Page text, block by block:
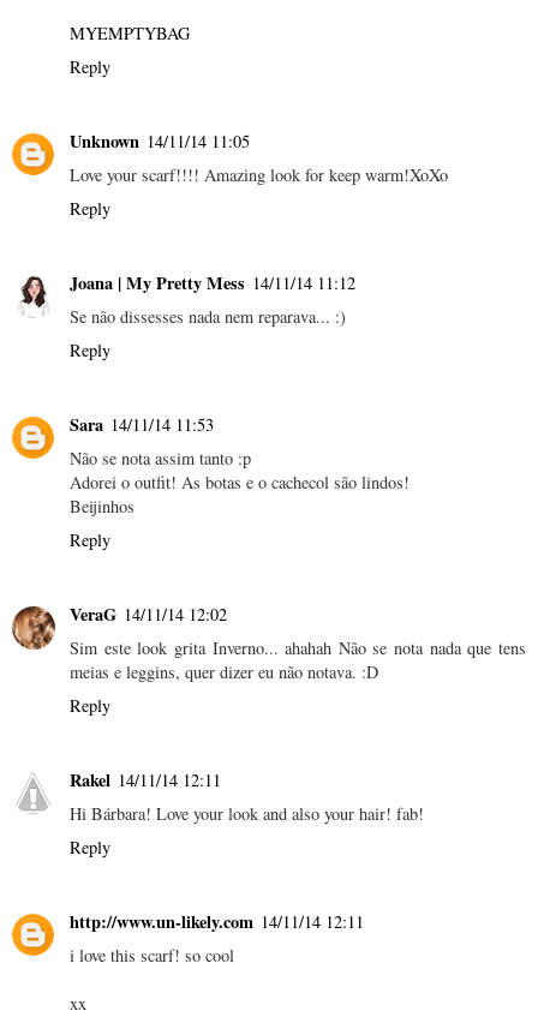
MYEMPTYBAG
Reply
Unknown 14/11/14 11:05
Love your scarf!!!! Amazing look for keep warm!XoXo
Reply
Joana | My Pretty Mess 14/11/14 11:12
Se não dissesses nada nem reparava... :)
Reply
Sara 14/11/14 11:53
Não se nota assim tanto :p
Adorei o outfit! As botas e o cachecol são lindos!
Beijinhos
Reply
VeraG 14/11/14 12:02
Sim este look grita Inverno... ahahah Não se nota nada que tens
meias e leggins, quer dizer eu não notava. :D
Reply
Rakel 14/11/14 12:11
Hi Bárbara! Love your look and also your hair! fab!
Reply
http://www.un-likely.com 14/11/14 12:11
i love this scarf! so cool
xx